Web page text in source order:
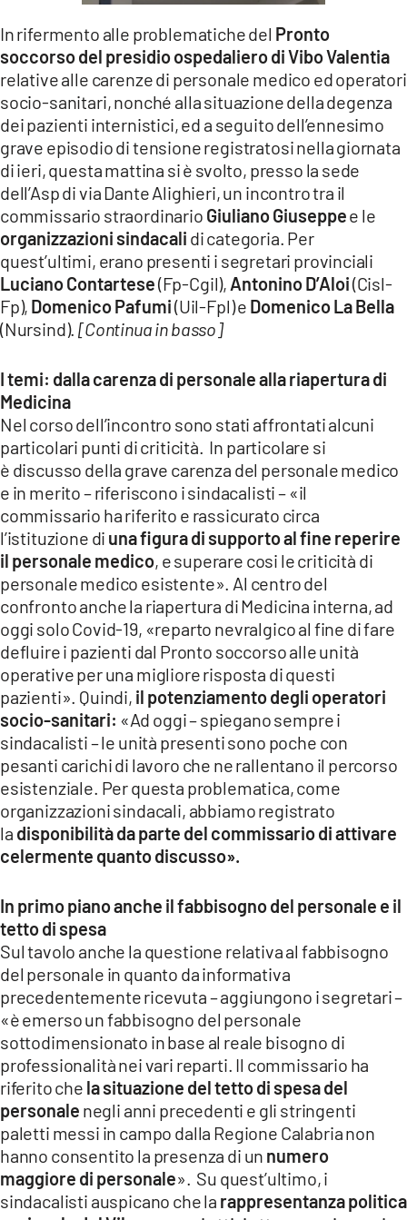
ILREGGINO.IT
COSENZACHANNEL.IT
ILVIBONESE.IT
CATANZAROCHANNEL.IT
LACAPITALENEWS.IT
App
ANDROID
APPLE
In rifermento alle problematiche del Pronto
soccorso del presidio ospedaliero di Vibo Valentia
relative alle carenze di personale medico ed operatori
socio-sanitari, nonché alla situazione della degenza
dei pazienti internistici, ed a seguito dell’ennesimo
grave episodio di tensione registratosi nella giornata
di ieri, questa mattina si è svolto, presso la sede
dell’Asp di via Dante Alighieri, un incontro tra il
commissario straordinario Giuliano Giuseppee le
organizzazioni sindacali di categoria. Per
quest’ultimi, erano presenti i segretari provinciali
Luciano Contartese(Fp-Cgil), Antonino D’Aloi(Cisl-
Fp), Domenico Pafumi(Uil-Fpl) e Domenico La Bella
(Nursind).[Continua in basso]
I temi: dalla carenza di personale alla riapertura di
Medicina
Nel corso dell’incontro sono stati affrontati alcuni
particolari punti di criticità. In particolare si
è discusso della grave carenza del personale medico
e in merito – riferiscono i sindacalisti – «il
commissario ha riferito e rassicurato circa
l’istituzione di una figura di supporto al fine reperire
il personale medico, e superare cosi le criticità di
personale medico esistente». Al centro del
confronto anche la riapertura di Medicina interna, ad
oggi solo Covid-19, «reparto nevralgico al fine di fare
defluire i pazienti dal Pronto soccorso alle unità
operative per una migliore risposta di questi
pazienti». Quindi, il potenziamento degli operatori
socio-sanitari: «Ad oggi – spiegano sempre i
sindacalisti – le unità presenti sono poche con
pesanti carichi di lavoro che ne rallentano il percorso
esistenziale. Per questa problematica, come
organizzazioni sindacali, abbiamo registrato
la disponibilità da parte del commissario di attivare
celermente quanto discusso».
In primo piano anche il fabbisogno del personale e il
tetto di spesa
Sul tavolo anche la questione relativa al fabbisogno
del personale in quanto da informativa
precedentemente ricevuta – aggiungono i segretari –
«è emerso un fabbisogno del personale
sottodimensionato in base al reale bisogno di
professionalità nei vari reparti. Il commissario ha
riferito che la situazione del tetto di spesa del
personale negli anni precedenti e gli stringenti
paletti messi in campo dalla Regione Calabria non
hanno consentito la presenza di un numero
maggiore di personale». Su quest’ultimo, i
sindacalisti auspicano che la rappresentanza politica